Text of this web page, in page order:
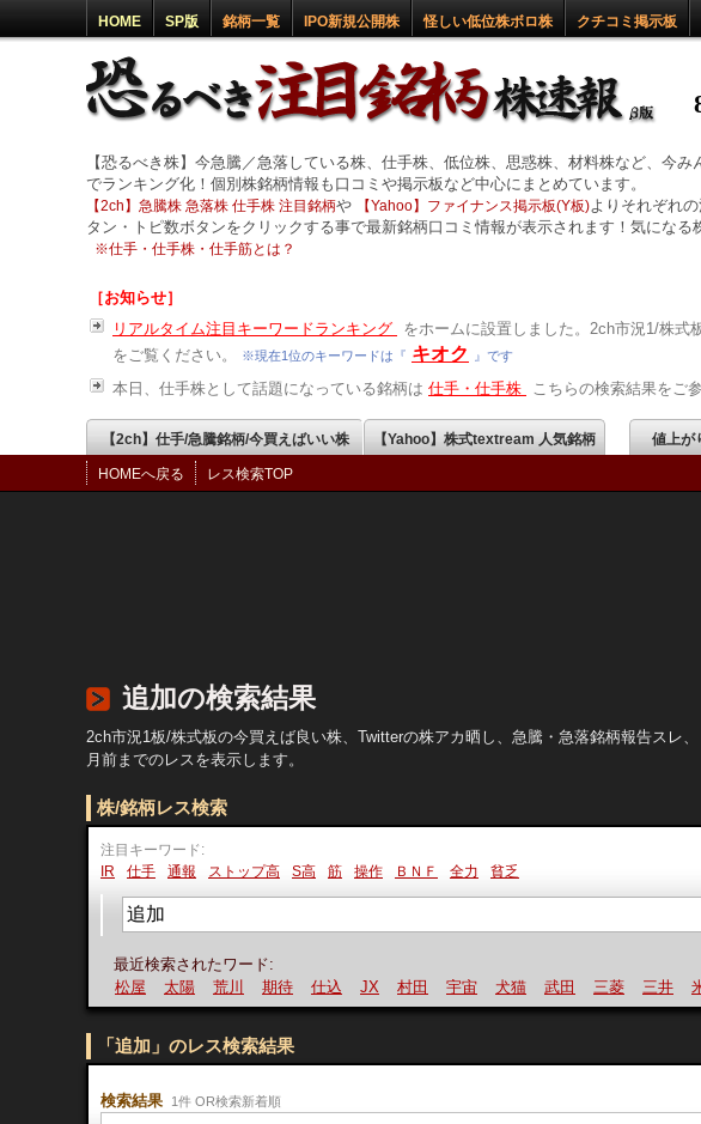
HOME SP版 銘柄一覧 IPO新規公開株 怪しい低位株ボロ株 クチコミ掲示板
【恐るべき株】今急騰／急落している株、仕手株、低位株、思惑株、材料株など、今
でランキング化！個別株銘柄情報も口コミや掲示板など中心にまとめています。
【2ch】急騰株 急落株 仕手株 注目銘柄や 【Yahoo】ファイナンス掲示板(Y板)よりそれぞれ
タン・トピ数ボタンをクリックする事で最新銘柄口コミ情報が表示されます！気になる
※仕手・仕手株・仕手筋とは？
［お知らせ］
リアルタイム注目キーワードランキング
をホームに設置しました。2ch市況1/株式
をご覧ください。
※現在1位のキーワードは『 キオク 』です
本日、仕手株として話題になっている銘柄は 仕手・仕手株 こちらの検索結果をご参
【2ch】仕手/急騰銘柄/今買えばいい株 【Yahoo】株式textream 人気銘柄 値上が
HOMEへ戻る レス検索TOP
追加の検索結果
2ch市況1板/株式板の今買えば良い株、Twitterの株アカ晒し、急騰・急落銘柄報告スレ
月前までのレスを表示します。
株/銘柄レス検索
注目キーワード:
IR
仕手 通報 ストップ高 S高 筋 操作 ＢＮＦ 全力 貧乏
最近検索されたワード:
松屋
太陽 荒川 期待 仕込 JX 村田 宇宙 犬猫 武田 三菱 三井 米
「追加」のレス検索結果
検索結果 1件 OR検索新着順